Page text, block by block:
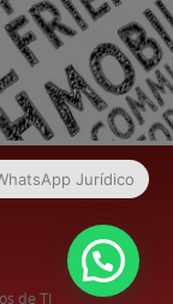
Sul Fluminense
de TI
Jurídico